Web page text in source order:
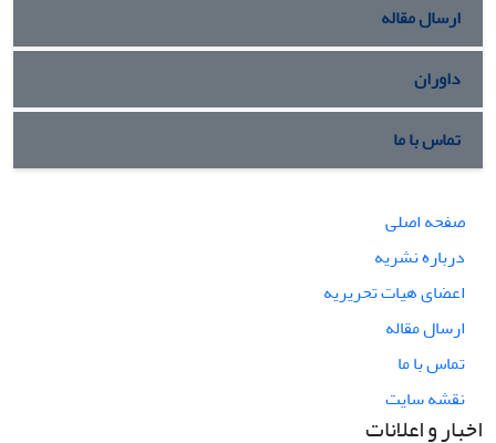
ارسال مقاله
داوران
تماس با ما
صفحه اصلی
درباره نشریه
اعضای هیات تحریریه
ارسال مقاله
تماس با ما
نقشه سایت
اخبار و اعلانات